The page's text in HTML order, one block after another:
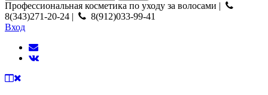
Профессиональная косметика по уходу за волосами |
8(343)271-20-24 |
8(912)033-99-41
Вход